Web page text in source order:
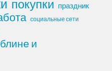
покупки праздник
социальные сети
и